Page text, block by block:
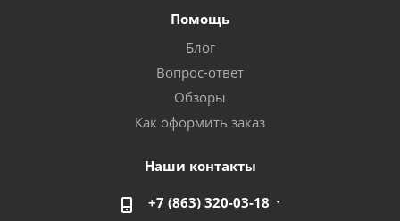
Помощь
Блог
Вопрос-ответ
Обзоры
Как оформить заказ
Наши контакты
+7 (863) 320-03-18